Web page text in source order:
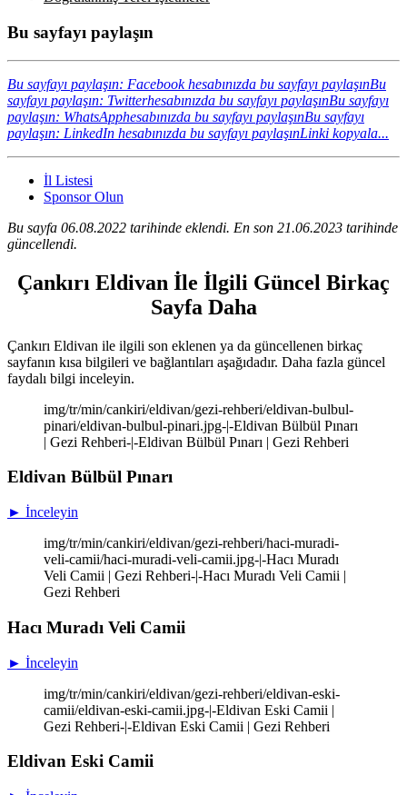
Bu sayfayı paylaşın
Bu sayfayı paylaşın: Facebook hesabınızda bu sayfayı paylaşınBu
sayfayı paylaşın: Twitterhesabınızda bu sayfayı paylaşınBu sayfayı
paylaşın: WhatsApphesabınızda bu sayfayı paylaşınBu sayfayı
paylaşın: LinkedIn hesabınızda bu sayfayı paylaşınLinki kopyala...
İl Listesi
Sponsor Olun
Bu sayfa 06.08.2022 tarihinde eklendi. En son 21.06.2023 tarihinde
güncellendi.
Çankırı Eldivan İle İlgili Güncel Birkaç
Sayfa Daha
Çankırı Eldivan ile ilgili son eklenen ya da güncellenen birkaç
sayfanın kısa bilgileri ve bağlantıları aşağıdadır. Daha fazla güncel
faydalı bilgi inceleyin.
img/tr/min/cankiri/eldivan/gezi-rehberi/eldivan-bulbul-
pinari/eldivan-bulbul-pinari.jpg-|-Eldivan Bülbül Pınarı
| Gezi Rehberi-|-Eldivan Bülbül Pınarı | Gezi Rehberi
Eldivan Bülbül Pınarı
► İnceleyin
img/tr/min/cankiri/eldivan/gezi-rehberi/haci-muradi-
veli-camii/haci-muradi-veli-camii.jpg-|-Hacı Muradı
Veli Camii | Gezi Rehberi-|-Hacı Muradı Veli Camii |
Gezi Rehberi
Hacı Muradı Veli Camii
► İnceleyin
img/tr/min/cankiri/eldivan/gezi-rehberi/eldivan-eski-
camii/eldivan-eski-camii.jpg-|-Eldivan Eski Camii |
Gezi Rehberi-|-Eldivan Eski Camii | Gezi Rehberi
Eldivan Eski Camii